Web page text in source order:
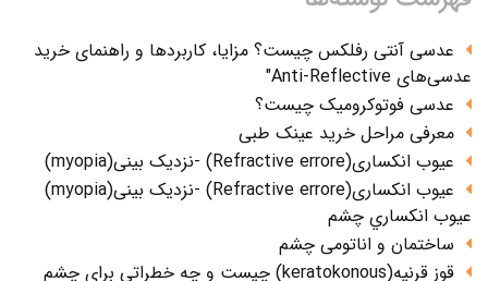
عدسی آنتی رفلکس چیست؟ مزایا، کاربردها و راهنمای خرید
عدسی‌های Anti-Reflective"
عدسی فوتوکرومیک چیست؟
معرفی مراحل خرید عینک طبی
عیوب انکساری(Refractive errore) -نزدیک بینی(myopia)
عیوب انکساری(Refractive errore) -نزدیک بینی(myopia)
عيوب انکساري چشم
ساختمان و اناتومی چشم
قوز قرنیه(keratokonous) چیست و چه خطراتی برای چشم